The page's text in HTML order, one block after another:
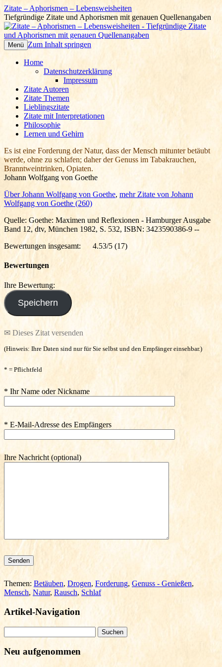
Zitate – Aphorismen – Lebensweisheiten
Tiefgründige Zitate und Aphorismen mit genauen Quellenangaben
Menü Zum Inhalt springen
Home
Datenschutzerklärung
Impressum
Zitate Autoren
Zitate Themen
Lieblingszitate
Zitate mit Interpretationen
Philosophie
Lernen und Gehirn
Es ist eine Forderung der Natur, dass der Mensch mitunter betäubt
werde, ohne zu schlafen; daher der Genuss im Tabakrauchen,
Branntweintrinken, Opiaten.
Johann Wolfgang von Goethe
Über Johann Wolfgang von Goethe, mehr Zitate von Johann
Wolfgang von Goethe (260)
Quelle: Goethe: Maximen und Reflexionen - Hamburger Ausgabe
Band 12, dtv, München 1982, S. 532, ISBN: 3423590386-9 --
Bewertungen insgesamt:
4.53/5 (17)
Bewertungen
Ihre Bewertung:
✉ Dieses Zitat versenden
(Hinweis: Ihre Daten sind nur für Sie selbst und den Empfänger einsehbar.)
* = Pflichtfeld
* Ihr Name oder Nickname
* E-Mail-Adresse des Empfängers
Ihre Nachricht (optional)
Bitte lasse dieses Feld leer.
Themen: Betäuben, Drogen, Forderung, Genuss - Genießen,
Mensch, Natur, Rausch, Schlaf
Artikel-Navigation
nach:
Neu aufgenommen